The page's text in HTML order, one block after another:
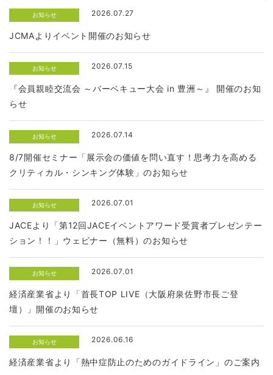
お知らせ 2026.07.27
JCMAよりイベント開催のお知らせ
お知らせ 2026.07.15
『会員親睦交流会 ～バーベキュー大会 in 豊洲～』 開催のお知
らせ
お知らせ 2026.07.14
8/7開催セミナー「展示会の価値を問い直す！思考力を高める
クリティカル・シンキング体験」のお知らせ
お知らせ 2026.07.01
JACEより「第12回JACEイベントアワード受賞者プレゼンテー
ション！！」ウェビナー（無料）のお知らせ
お知らせ 2026.07.01
経済産業省より「首長TOP LIVE（大阪府泉佐野市長ご登
壇）」開催のお知らせ
お知らせ 2026.06.16
経済産業省より「熱中症防止のためのガイドライン」のご案内